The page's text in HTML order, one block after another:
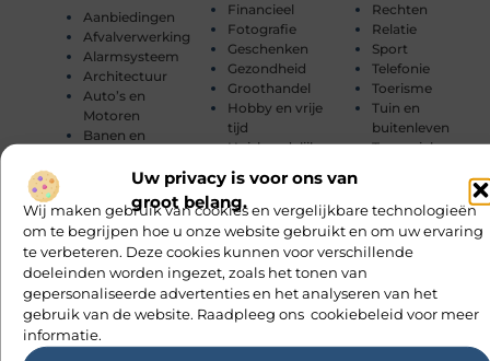
Uw privacy is voor ons van
groot belang.
Wij maken gebruik van cookies en vergelijkbare technologieën
om te begrijpen hoe u onze website gebruikt en om uw ervaring
te verbeteren. Deze cookies kunnen voor verschillende
doeleinden worden ingezet, zoals het tonen van
gepersonaliseerde advertenties en het analyseren van het
gebruik van de website. Raadpleeg ons cookiebeleid voor meer
informatie.
Aanbiedingen
Afvalverwerking
Alarmsysteem
Architectuur
Auto’s en
Motoren
Banen en
Beauty en
Bedrijven
Bloemen
Blog
Boeken en
Tijdschriften
Cadeau
Dienstverlening
Dieren
Financieel
Fotografie
Geschenken
Gezondheid
Groothandel
Hobby en vrije
tijd
Huishoudelijk
Internet
marketing
Kinderen
Management
Marketing
Media
Meubels
Mode en
Kleding
Rechten
Relatie
Sport
Telefonie
Toerisme
Tuin en
buitenleven
Tweewielers
Vervoer en
transport
Wijn
Woning en Tuin
Woningen
Zakelijk
Zakelijke